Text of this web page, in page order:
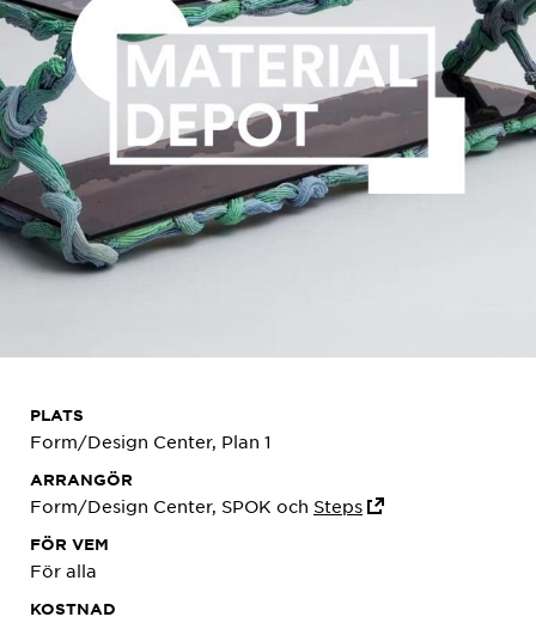
PLATS
Form/Design Center, Plan 1
ARRANGÖR
Form/Design Center, SPOK och Steps
FÖR VEM
För alla
KOSTNAD